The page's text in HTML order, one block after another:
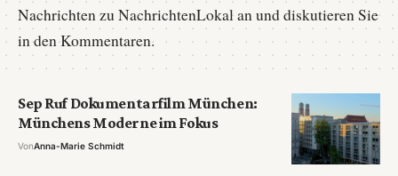
Nachrichten zu NachrichtenLokal an und diskutieren Sie
in den Kommentaren.
Sep Ruf Dokumentarfilm München:
Münchens Moderne im Fokus
VonAnna-Marie Schmidt